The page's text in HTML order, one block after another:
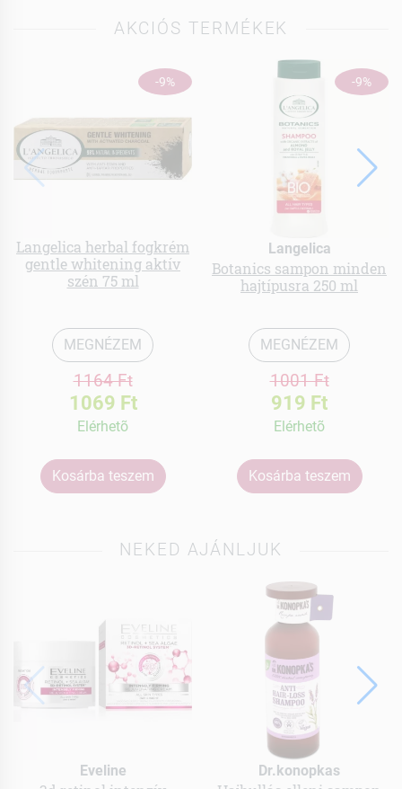
AKCIÓS TERMÉKEK
-9%
Langelica herbal fogkrém
gentle whitening aktív
szén 75 ml
MEGNÉZEM
1164 Ft
1069 Ft
Elérhetõ
Kosárba teszem
-9%
Langelica
Botanics sampon minden
hajtípusra 250 ml
MEGNÉZEM
1001 Ft
919 Ft
Elérhetõ
Kosárba teszem
NEKED AJÁNLJUK
Eveline Dr.konopkas